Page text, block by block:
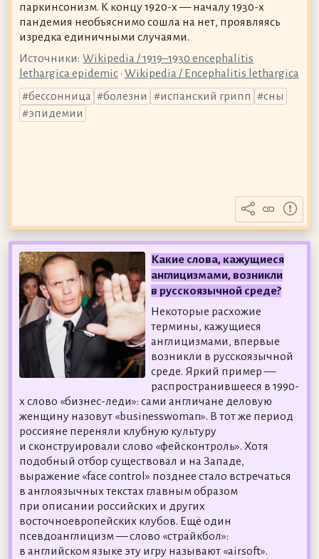
паркинсонизм. К концу 1920-х — началу 1930-х
пандемия необъяснимо сошла на нет, проявляясь
изредка единичными случаями.
Источники: Wikipedia / 1919–1930 encephalitis
lethargica epidemic• Wikipedia / Encephalitis lethargica
бессонница
болезни испанский грипп
сны
эпидемии
Какие слова, кажущиеся
англицизмами, возникли
в русскоязычной среде?
Некоторые расхожие
термины, кажущиеся
англицизмами, впервые
возникли в русскоязычной
среде. Яркий пример —
распространившееся в 1990-
х слово «бизнес-леди»: сами англичане деловую
женщину назовут «businesswoman». В тот же период
россияне переняли клубную культуру
и сконструировали слово «фейсконтроль». Хотя
подобный отбор существовал и на Западе,
выражение «face control» позднее стало встречаться
в англоязычных текстах главным образом
при описании российских и других
восточноевропейских клубов. Ещё один
псевдоанглицизм — слово «страйкбол»:
в английском языке эту игру называют «airsoft».